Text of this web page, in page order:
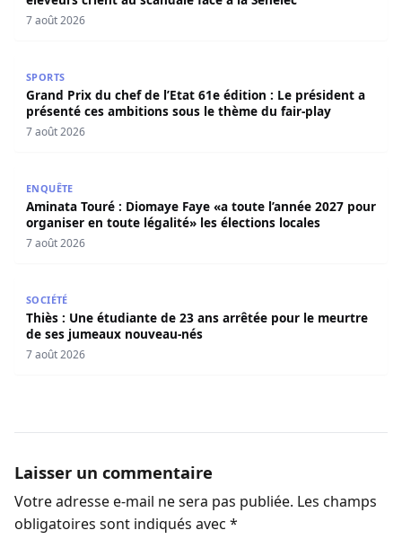
7 août 2026
SPORTS
Grand Prix du chef de l’Etat 61e édition : Le président a
présenté ces ambitions sous le thème du fair-play
7 août 2026
ENQUÊTE
Aminata Touré : Diomaye Faye «a toute l’année 2027 pour
organiser en toute légalité» les élections locales
7 août 2026
SOCIÉTÉ
Thiès : Une étudiante de 23 ans arrêtée pour le meurtre
de ses jumeaux nouveau-nés
7 août 2026
Laisser un commentaire
Votre adresse e-mail ne sera pas publiée. Les champs
obligatoires sont indiqués avec *